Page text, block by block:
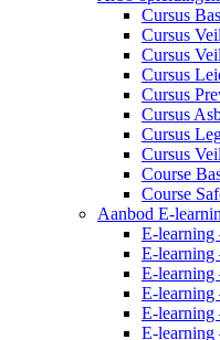
Cursus
Cursus
Cursus
Cursus
Cursus
Cursus
Cursus
Cursus
Course
Course
Aanbod E-
E-learning
E-learning
E-learning
E-learning
E-learning
E-learning